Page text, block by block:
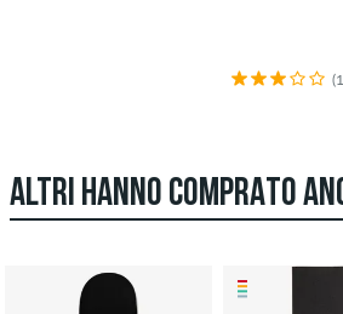
ALTRI HANNO COMPRATO